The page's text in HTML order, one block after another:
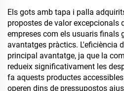
per al Dia de Sant Valentí i
excursions
Els gots amb tapa i palla
propostes de valor excepcionals
empreses com els usuaris finals
avantatges pràctics. L'eficiència
principal avantatge, ja que la
redueix significativament les
fa aquests productes
operen dins de pressupostos